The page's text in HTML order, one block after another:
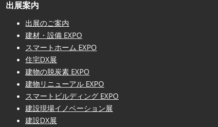
出展案内
出展のご案内
建材・設備 EXPO
スマートホーム EXPO
住宅DX展
建物の脱炭素 EXPO
建物リニューアル EXPO
スマートビルディング EXPO
建設現場イノベーション展
建設DX展